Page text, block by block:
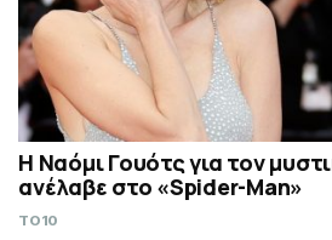
Η Ναόμι Γουότς για τον
ανέλαβε στο «Spider-Man»
TO10